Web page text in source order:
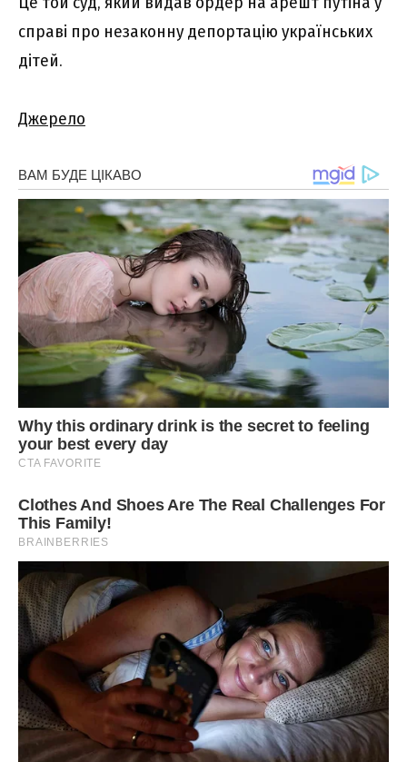
справі про незаконну депортацію українських
дітей.
Джерело